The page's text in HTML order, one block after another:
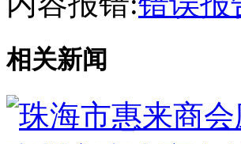
相关新闻